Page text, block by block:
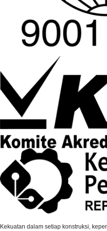
Kekuatan dalam setiap konstruksi,